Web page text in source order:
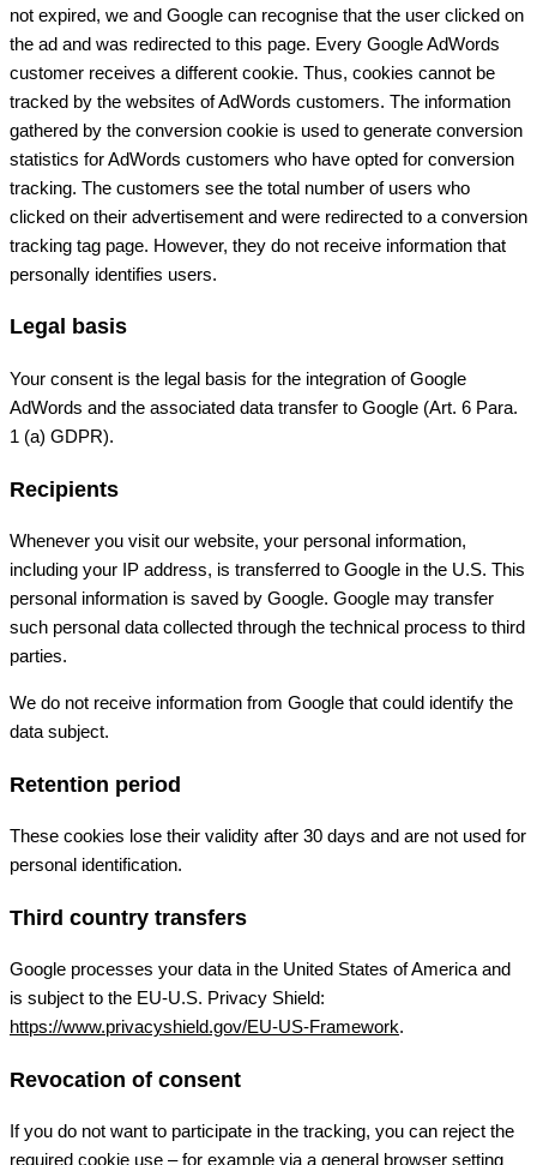
not expired, we and Google can recognise that the user clicked on
the ad and was redirected to this page. Every Google AdWords
customer receives a different cookie. Thus, cookies cannot be
tracked by the websites of AdWords customers. The information
gathered by the conversion cookie is used to generate conversion
statistics for AdWords customers who have opted for conversion
tracking. The customers see the total number of users who
clicked on their advertisement and were redirected to a conversion
tracking tag page. However, they do not receive information that
personally identifies users.
Legal basis
Your consent is the legal basis for the integration of Google
AdWords and the associated data transfer to Google (Art. 6 Para.
1 (a) GDPR).
Recipients
Whenever you visit our website, your personal information,
including your IP address, is transferred to Google in the U.S. This
personal information is saved by Google. Google may transfer
such personal data collected through the technical process to third
parties.
We do not receive information from Google that could identify the
data subject.
Retention period
These cookies lose their validity after 30 days and are not used for
personal identification.
Third country transfers
Google processes your data in the United States of America and
is subject to the EU-U.S. Privacy Shield:
https://www.privacyshield.gov/EU-US-Framework.
Revocation of consent
If you do not want to participate in the tracking, you can reject the
required cookie use – for example via a general browser setting